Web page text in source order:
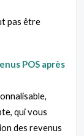
pas être
POS après
qui vous
des revenus